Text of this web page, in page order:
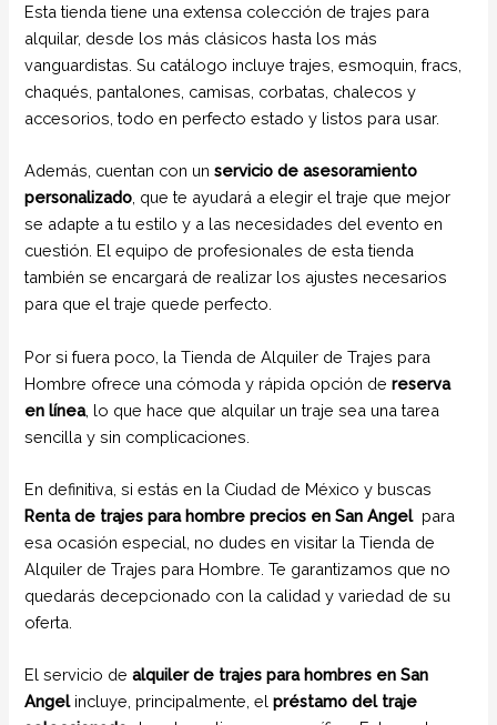
Esta tienda tiene una extensa colección de trajes para
alquilar, desde los más clásicos hasta los más
vanguardistas. Su catálogo incluye trajes, esmoquin, fracs,
chaqués, pantalones, camisas, corbatas, chalecos y
accesorios, todo en perfecto estado y listos para usar.
Además, cuentan con unservicio de asesoramiento
personalizado , que te ayudará a elegir el traje que mejor
se adapte a tu estilo y a las necesidades del evento en
cuestión. El equipo de profesionales de esta tienda
también se encargará de realizar los ajustes necesarios
para que el traje quede perfecto.
Por si fuera poco, la Tienda de Alquiler de Trajes para
Hombre ofrece una cómoda y rápida opción dereserva
en línea, lo que hace que alquilar un traje sea una tarea
sencilla y sin complicaciones.
En definitiva, si estás en la Ciudad de México y buscas
Renta de trajes para hombre precios en San Angel para
esa ocasión especial, no dudes en visitar la Tienda de
Alquiler de Trajes para Hombre. Te garantizamos que no
quedarás decepcionado con la calidad y variedad de su
oferta.
El servicio dealquiler de trajes para hombres en San
Angel incluye, principalmente, elpréstamo del traje